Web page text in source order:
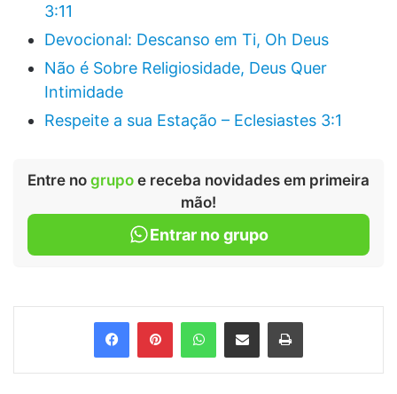
3:11
Devocional: Descanso em Ti, Oh Deus
Não é Sobre Religiosidade, Deus Quer
Intimidade
Respeite a sua Estação – Eclesiastes 3:1
Entre no grupo e receba novidades em primeira
mão!
Entrar no grupo
FacebookPinterestWhatsApp
Compartilhar via e-mail Imprimir